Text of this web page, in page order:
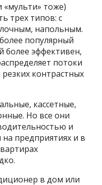
«мульти» тоже)
трех типов: с
напольным.
популярный
более эффективен,
потоки
контрастных
кассетные,
Но все они
и
предприятиях и в
в дом или